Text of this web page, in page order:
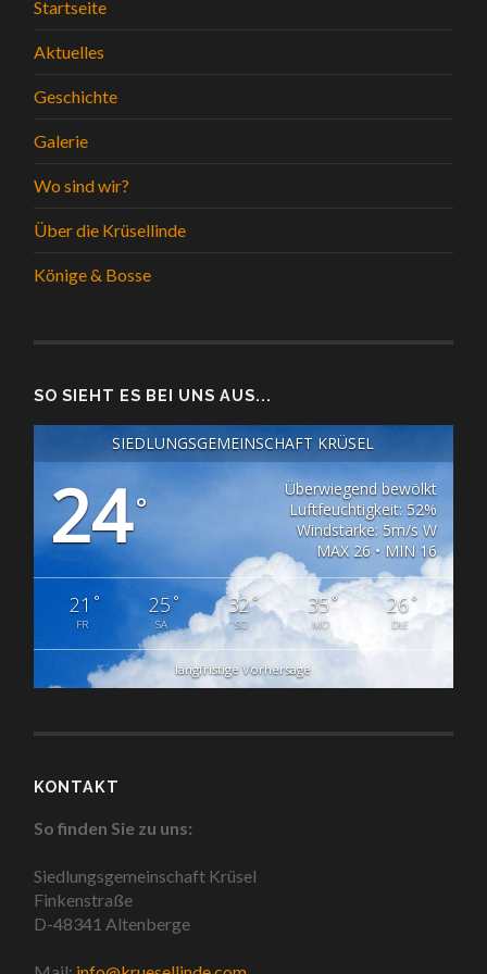
Startseite
Aktuelles
Geschichte
Galerie
Wo sind wir?
Über die Krüsellinde
Könige & Bosse
SO SIEHT ES BEI UNS AUS...
SIEDLUNGSGEMEINSCHAFT KRÜSEL
24°
Überwiegend bewölkt
Luftfeuchtigkeit: 52%
Windstärke: 5m/s W
MAX 26 • MIN 16
21 °
FR
25°
SA
32°
SO
35°
MO
26°
DIE
langfristige Vorhersage
KONTAKT
So finden Sie zu uns:
Siedlungsgemeinschaft Krüsel
Finkenstraße
D-48341 Altenberge